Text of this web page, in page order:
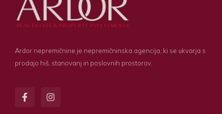
Ardor nepremičnine je nepremičninska agencija, ki se ukvarja s
prodajo hiš, stanovanj in poslovnih prostorov.